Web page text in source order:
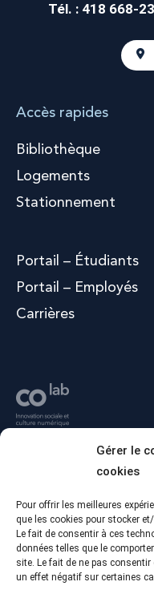
Gérer le
cookies
Pour offrir les meilleures
que les cookies pour stocker
Le fait de consentir à ces
données telles que le
site. Le fait de ne pas
un effet négatif sur certaines
Tél. : 418 668-
Accès rapides
Bibliothèque
Logements
Stationnement
Portail – Étudiants
Portail – Employés
Carrières
© Tous droits